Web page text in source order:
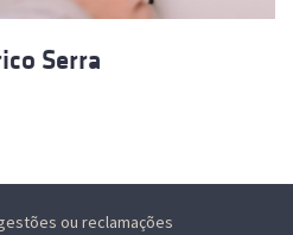
Serra
ou reclamações